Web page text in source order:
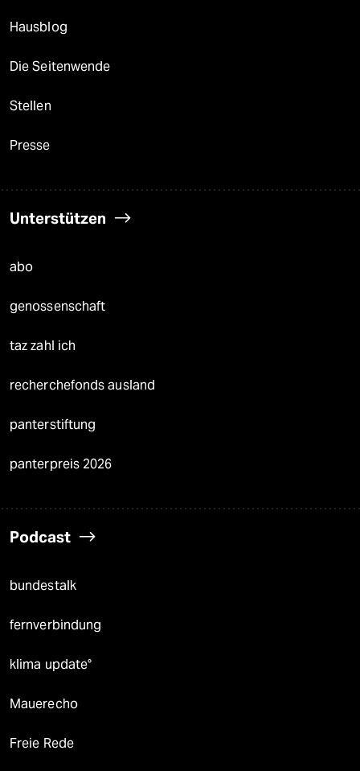
Hausblog
Die Seitenwende
Stellen
Presse
Unterstützen
abo
genossenschaft
taz zahl ich
recherchefonds ausland
panterstiftung
panterpreis 2026
Podcast
bundestalk
fernverbindung
klima update°
Mauerecho
Freie Rede